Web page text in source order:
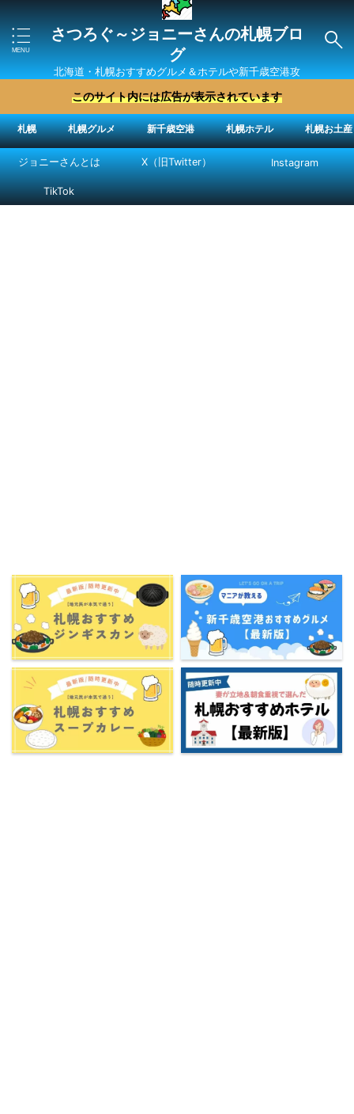
さつろぐ～ジョニーさんの札幌ブロ
グ
北海道・札幌おすすめグルメ＆ホテルや新千歳空港攻
略法を紹介 ″ジョニーさん“で検索
このサイト内には広告が表示されています
札幌 札幌グルメ 新千歳空港 札幌ホテル 札幌お土産
ジョニーさんとは X（旧Twitter） Instagram
TikTok